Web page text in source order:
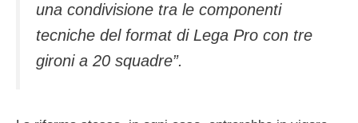
una condivisione tra le componenti
tecniche del format di Lega Pro con tre
gironi a 20 squadre”.